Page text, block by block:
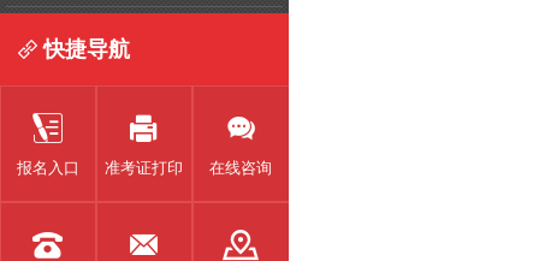
 快捷导航

报名入口

准考证打印

在线咨询
  